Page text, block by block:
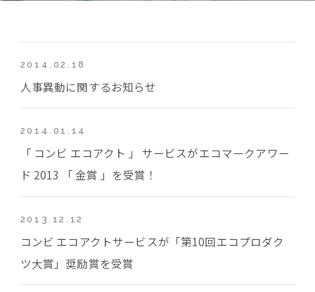
2014.02.18
人事異動に関するお知らせ
2014.01.14
「 コンビ エコアクト 」 サービスがエコマークアワー
ド 2013 「 金賞 」を受賞！
2013.12.12
コンビ エコアクトサービスが「第10回エコプロダク
ツ大賞」奨励賞を受賞